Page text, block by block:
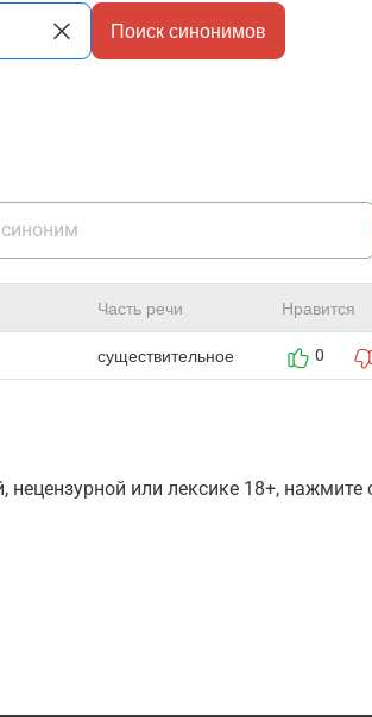
Поиск синонимов
Часть речи Нравится
существительное 0
или лексике 18+, нажмите